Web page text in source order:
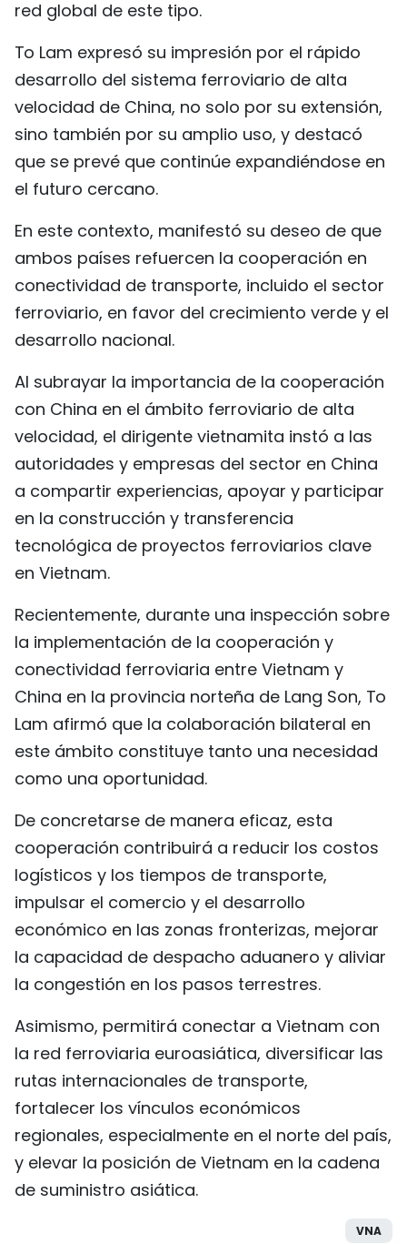
red global de este tipo.
To Lam expresó su impresión por el rápido
desarrollo del sistema ferroviario de alta
velocidad de China, no solo por su extensión,
sino también por su amplio uso, y destacó
que se prevé que continúe expandiéndose en
el futuro cercano.
En este contexto, manifestó su deseo de que
ambos países refuercen la cooperación en
conectividad de transporte, incluido el sector
ferroviario, en favor del crecimiento verde y el
desarrollo nacional.
Al subrayar la importancia de la cooperación
con China en el ámbito ferroviario de alta
velocidad, el dirigente vietnamita instó a las
autoridades y empresas del sector en China
a compartir experiencias, apoyar y participar
en la construcción y transferencia
tecnológica de proyectos ferroviarios clave
en Vietnam.
Recientemente, durante una inspección sobre
la implementación de la cooperación y
conectividad ferroviaria entre Vietnam y
China en la provincia norteña de Lang Son, To
Lam afirmó que la colaboración bilateral en
este ámbito constituye tanto una necesidad
como una oportunidad.
De concretarse de manera eficaz, esta
cooperación contribuirá a reducir los costos
logísticos y los tiempos de transporte,
impulsar el comercio y el desarrollo
económico en las zonas fronterizas, mejorar
la capacidad de despacho aduanero y aliviar
la congestión en los pasos terrestres.
Asimismo, permitirá conectar a Vietnam con
la red ferroviaria euroasiática, diversificar las
rutas internacionales de transporte,
fortalecer los vínculos económicos
regionales, especialmente en el norte del país,
y elevar la posición de Vietnam en la cadena
de suministro asiática.
VNA